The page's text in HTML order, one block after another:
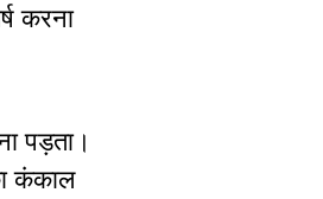
करना
पड़ता।
कंकाल